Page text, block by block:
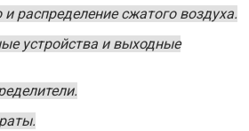
распределение сжатого воздуха.
устройства и выходные